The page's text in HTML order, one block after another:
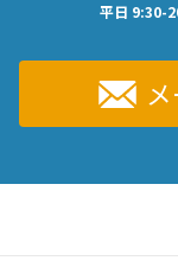
平日 9:30-